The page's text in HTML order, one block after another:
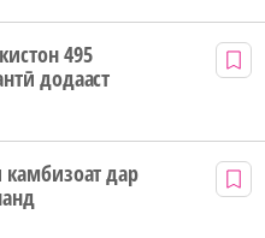
495
додааст
дар